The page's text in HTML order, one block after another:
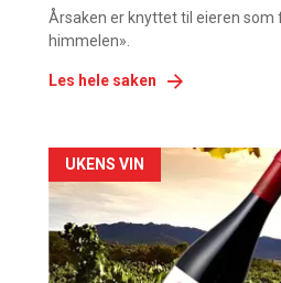
rett
Årsaken er knyttet til eieren som
himmelen».
Les hele saken
Artikler
detail
-
UKENS VIN